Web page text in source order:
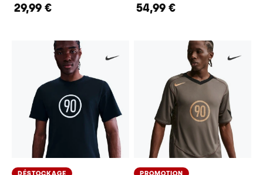
29,99 € 54,99 €
DÉSTOCKAGE PROMOTION